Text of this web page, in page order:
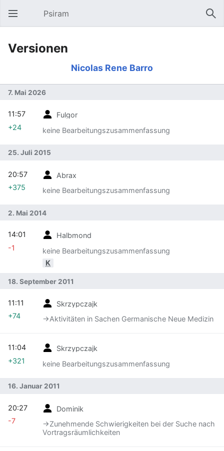
Hauptmenü öffnen Psiram
Versionen
Nicolas Rene Barro
7. Mai 2026
Fulgor
keine Bearbeitungszusammenfassung
11:57
+24
25. Juli 2015
Abrax
keine Bearbeitungszusammenfassung
20:57
+375
2. Mai 2014
Halbmond
keine Bearbeitungszusammenfassung
K
14:01
-1
18. September 2011
Skrzypczajk
→‎Aktivitäten in Sachen Germanische Neue Medizin
11:11
+74
Skrzypczajk
keine Bearbeitungszusammenfassung
11:04
+321
16. Januar 2011
Dominik
→‎Zunehmende Schwierigkeiten bei der Suche nach
Vortragsräumlichkeiten
20:27
-7